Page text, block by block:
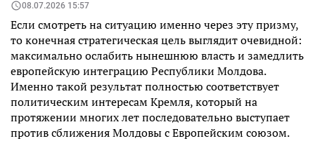
08.07.2026 15:57
Если смотреть на ситуацию именно через эту призму,
то конечная стратегическая цель выглядит очевидной:
максимально ослабить нынешнюю власть и замедлить
европейскую интеграцию Республики Молдова.
Именно такой результат полностью соответствует
политическим интересам Кремля, который на
протяжении многих лет последовательно выступает
против сближения Молдовы с Европейским союзом.